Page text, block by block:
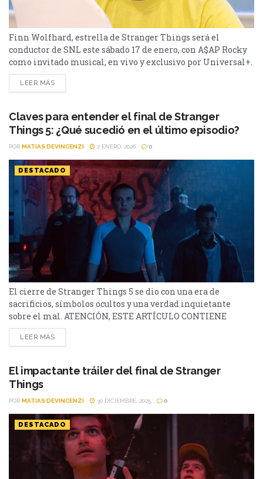
Finn Wolfhard, estrella de Stranger Things será el
conductor de SNL este sábado 17 de enero, con A$AP Rocky
como invitado musical, en vivo y exclusivo por Universal+.
Universal+ anunció que Finn Wolfhard será el anfitrión de
una nueva edición de Saturday Night Live, que podrá verse
El...
LEER MÁS
Claves para entender el final de Stranger
Things 5: ¿Qué sucedió en el último episodio?
POR MATIAS DEVINCENZI 2 ENERO, 2026 0
DESTACADO
El cierre de Stranger Things 5 se dio con una era de
sacrificios, símbolos ocultos y una verdad inquietante
sobre el mal. ATENCIÓN, ESTE ARTÍCULO CONTIENE
SPOILERS SOBRE THE RIGHTSIDE UP El final de Stranger
Things 5 no buscó ser cómodo ni predecible: eligió ser
una conclusión clásica con respuestas cerradas, la serie...
LEER MÁS
El impactante tráiler del final de Stranger
Things
POR MATIAS DEVINCENZI 30 DICIEMBRE, 2025 0
DESTACADO